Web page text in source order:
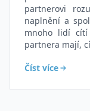
partnerovi
naplnění a
mnoho lidí cítí
partnera mají,
Číst více